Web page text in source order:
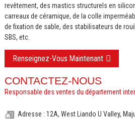
revêtement, des mastics structurels en
carreaux de céramique, de la colle
de fixation de sable, des stabilisateurs de
SBS, etc.
Renseignez-Vous Maintenant
CONTACTEZ-NOUS
Responsable des ventes du département
Adresse : 12A, West Liando U Valley,